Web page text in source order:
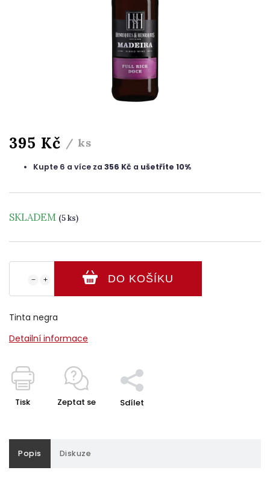
395 Kč / ks
Kupte 6 a více za 356 Kč a ušetříte 10%
SKLADEM (5 ks)
+
− DO KOŠÍKU
Tinta negra
Detailní informace
Tisk Zeptat se Sdílet
Popis Diskuze